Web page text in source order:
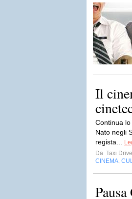
Il
Continua
Nato negli
regista...
Da Taxi
CINEMA